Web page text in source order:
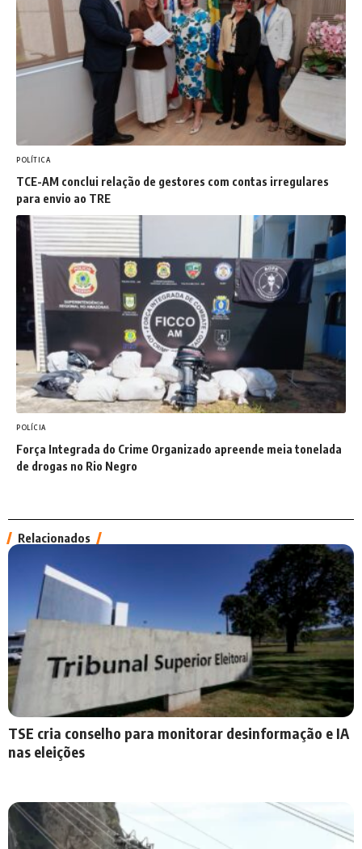
POLÍTICA
TCE-AM conclui relação de gestores com contas irregulares
para envio ao TRE
POLÍCIA
Força Integrada do Crime Organizado apreende meia tonelada
de drogas no Rio Negro
Relacionados
TSE cria conselho para monitorar desinformação e IA
nas eleições